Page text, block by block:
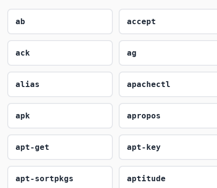
ab accept
ack ag
alias apachectl
apk apropos
apt-get apt-key
apt-sortpkgs aptitude